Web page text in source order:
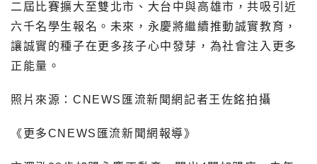
二屆比賽擴大至雙北市、大台中與高雄市，共吸引近
六千名學生報名。未來，永慶將繼續推動誠實教育，
讓誠實的種子在更多孩子心中發芽，為社會注入更多
正能量。
照片來源：CNEWS匯流新聞網記者王佐銘拍攝
《更多CNEWS匯流新聞網報導》